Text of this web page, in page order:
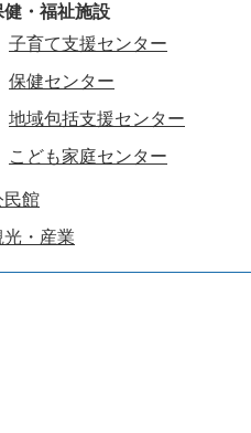
健・福祉施設
子育て支援センター
保健センター
地域包括支援センター
こども家庭センター
民館
光・産業